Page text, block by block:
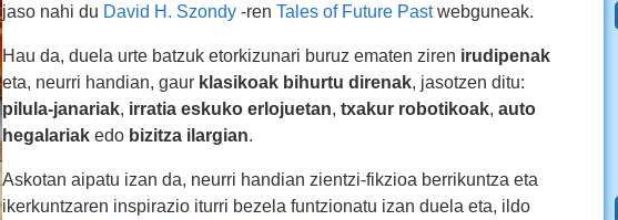
jaso nahi du David H. Szondy-ren Tales of Future Pastwebguneak.
Hau da, duela urte batzuk etorkizunari buruz ematen ziren irudipenak
eta, neurri handian, gaur klasikoak bihurtu direnak, jasotzen ditu:
pilula-janariak, irratia eskuko erlojuetan, txakur robotikoak, auto
hegalariakedo bizitza ilargian.
Askotan aipatu izan da, neurri handian zientzi-fikzioa berrikuntza eta
ikerkuntzaren inspirazio iturri bezela funtzionatu izan duela eta, ildo